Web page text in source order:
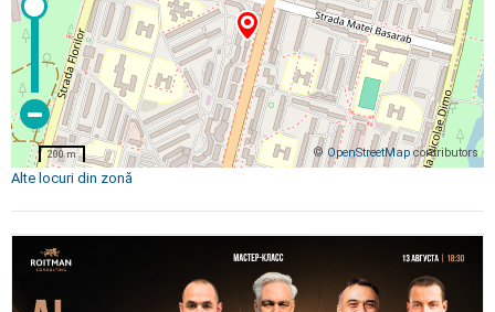
©OpenStreetMapcontributors
200 m
Alte locuri din zonă